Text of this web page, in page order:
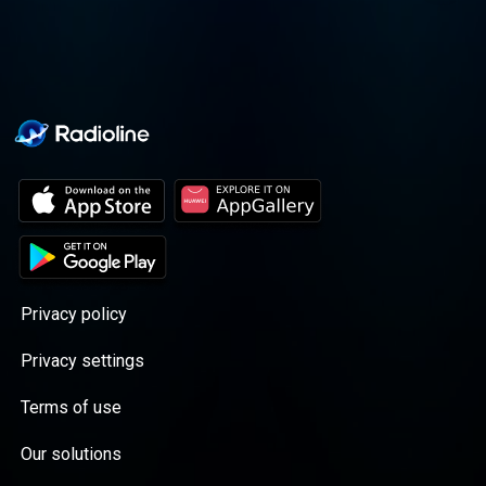
oplopende spanningen zullen uiteindelijk
tracht Jeroen deze gedoemde stad te
doorgronden.
Privacy policy
Privacy settings
Terms of use
Our solutions